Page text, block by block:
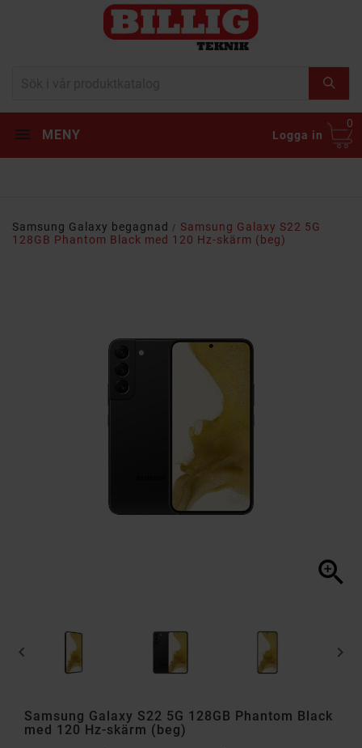
MENY Logga in
0
Samsung Galaxy begagnad
Samsung Galaxy S22 5G
128GB Phantom Black med 120 Hz-skärm (beg)

 
Samsung Galaxy S22 5G 128GB Phantom Black
med 120 Hz-skärm (beg)